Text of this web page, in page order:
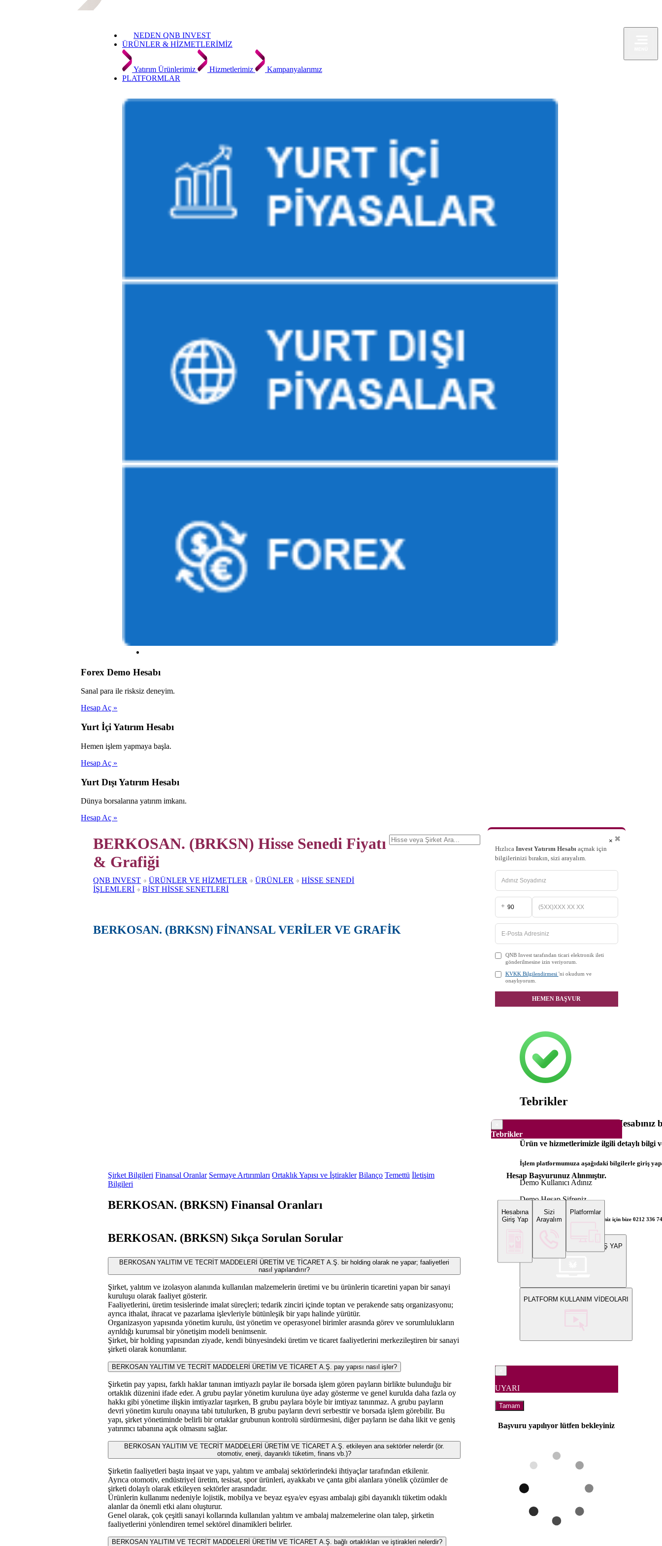
NEDEN QNB INVEST
ÜRÜNLER & HİZMETLERİMİZ
Yatırım Ürünlerimiz Hizmetlerimiz
Kampanyalarımız
PLATFORMLAR
Forex Demo Hesabı
Sanal para ile risksiz deneyim.
Hesap Aç »
Yurt İçi Yatırım Hesabı
Hemen işlem yapmaya başla.
Hesap Aç »
Yurt Dışı Yatırım Hesabı
Dünya borsalarına yatırım imkanı.
Hesap Aç »
BERKOSAN. (BRKSN) Hisse SenediFiyatı
& Grafiği
QNB INVEST ÜRÜNLER VE HİZMETLER ÜRÜNLER
HİSSE SENEDİ
İŞLEMLERİ
BİST HİSSE SENETLERİ
BERKOSAN. (BRKSN) FİNANSAL VERİLER VE GRAFİK
Şirket Bilgileri Finansal Oranlar Sermaye Artırımları Ortaklık Yapısı ve İştirakler Bilanço Temettü İletişim
Bilgileri
BERKOSAN. (BRKSN) Finansal Oranları
BERKOSAN. (BRKSN) Sıkça Sorulan Sorular
BERKOSAN YALITIM VE TECRİT MADDELERİ ÜRETİM VE TİCARET A.Ş. bir holding olarak ne yapar; faaliyetleri
nasıl yapılandırır?
Şirket, yalıtım ve izolasyon alanında kullanılan malzemelerin üretimi ve bu ürünlerin ticaretini yapan bir sanayi
kuruluşu olarak faaliyet gösterir.
Faaliyetlerini, üretim tesislerinde imalat süreçleri; tedarik zinciri içinde toptan ve perakende satış organizasyonu;
ayrıca ithalat, ihracat ve pazarlama işlevleriyle bütünleşik bir yapı halinde yürütür.
Organizasyon yapısında yönetim kurulu, üst yönetim ve operasyonel birimler arasında görev ve sorumlulukların
ayrıldığı kurumsal bir yönetişim modeli benimsenir.
Şirket, bir holding yapısından ziyade, kendi bünyesindeki üretim ve ticaret faaliyetlerini merkezileştiren bir sanayi
şirketi olarak konumlanır.
BERKOSAN YALITIM VE TECRİT MADDELERİ ÜRETİM VE TİCARET A.Ş. pay yapısı nasıl işler?
Şirketin pay yapısı, farklı haklar tanınan imtiyazlı paylar ile borsada işlem gören payların birlikte bulunduğu bir
ortaklık düzenini ifade eder. A grubu paylar yönetim kuruluna üye aday gösterme ve genel kurulda daha fazla oy
hakkı gibi yönetime ilişkin imtiyazlar taşırken, B grubu paylara böyle bir imtiyaz tanınmaz. A grubu payların
devri yönetim kurulu onayına tabi tutulurken, B grubu payların devri serbesttir ve borsada işlem görebilir. Bu
yapı, şirket yönetiminde belirli bir ortaklar grubunun kontrolü sürdürmesini, diğer payların ise daha likit ve geniş
yatırımcı tabanına açık olmasını sağlar.
BERKOSAN YALITIM VE TECRİT MADDELERİ ÜRETİM VE TİCARET A.Ş. etkileyen ana sektörler nelerdir (ör.
otomotiv, enerji, dayanıklı tüketim, finans vb.)?
Şirketin faaliyetleri başta inşaat ve yapı, yalıtım ve ambalaj sektörlerindeki ihtiyaçlar tarafından etkilenir.
Ayrıca otomotiv, endüstriyel üretim, tesisat, spor ürünleri, ayakkabı ve çanta gibi alanlara yönelik çözümler de
şirketi dolaylı olarak etkileyen sektörler arasındadır.
Ürünlerin kullanımı nedeniyle lojistik, mobilya ve beyaz eşya/ev eşyası ambalajı gibi dayanıklı tüketim odaklı
alanlar da önemli etki alanı oluşturur.
Genel olarak, çok çeşitli sanayi kollarında kullanılan yalıtım ve ambalaj malzemelerine olan talep, şirketin
faaliyetlerini yönlendiren temel sektörel dinamikleri belirler.
BERKOSAN YALITIM VE TECRİT MADDELERİ ÜRETİM VE TİCARET A.Ş. bağlı ortaklıkları ve iştirakleri nelerdir?
✖
Hızlıca Invest Yatırım Hesabıaçmak için
bilgilerinizi bırakın, sizi arayalım.
+
QNB Invest tarafından ticari elektronik ileti
gönderilmesine izin veriyorum.
KVKK Bilgilendirmesi 'ni okudum ve
onaylıyorum.
HEMEN BAŞVUR
Tebrikler
Hesap Başvurunuz Alınmıştır.
Hesabına
Giriş Yap
Sizi
Arayalım
Platformlar
×
Tebrikler
Dünya Borsaları Demo
Ürün ve hizmetlerimizle ilgili detaylı bilgi
İşlem platformumuza aşağıdaki bilgilerle giriş
Demo Kullanıcı Adınız
Demo Hesap Şifreniz
Bilgi ve gerçek hesap açılış talepleriniz için bize 0212 336
WEB PLATFORMUNA GİRİŞ YAP
PLATFORM KULLANIM VİDEOLARI
UYARI
Tamam
Başvuru yapılıyor lütfen bekleyiniz